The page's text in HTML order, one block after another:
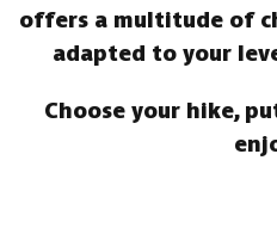
offers a multitude of
adapted to your
Choose your hike,